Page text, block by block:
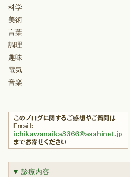
科学
美術
言葉
調理
趣味
電気
音楽
▼ 診療内容